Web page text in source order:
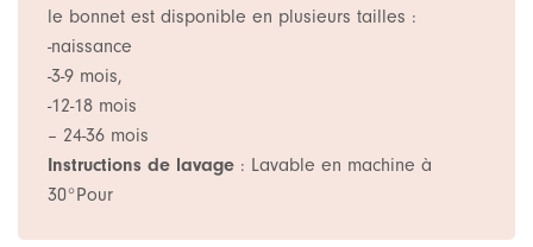
le bonnet est disponible en plusieurs tailles :
-naissance
-3-9 mois,
-12-18 mois
– 24-36 mois
Instructions de lavage : Lavable en machine à
30°Pour